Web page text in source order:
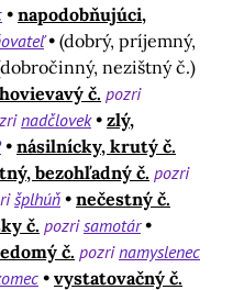
napodobňujúci,
(dobrý, príjemný,
nezištný č.)
č. pozri
nadčlovek
zlý,
násilnícky, krutý č.
bezohľadný č. pozri
šplhúň
nečestný č.
č. pozrisamotár
č. pozrinamyslenec
vystatovačný č.